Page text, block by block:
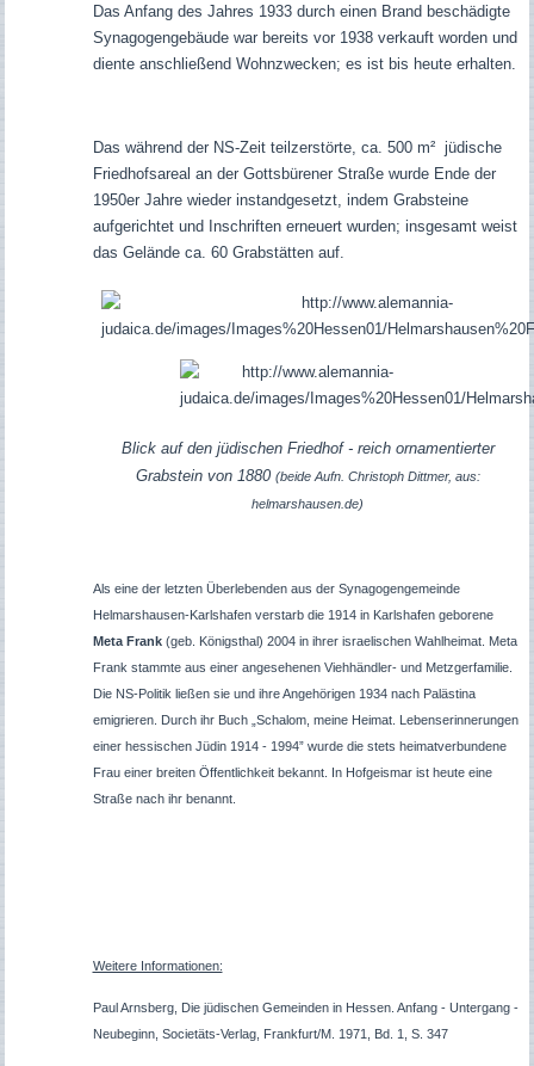
Das Anfang des Jahres 1933 durch einen Brand beschädigte
Synagogengebäude war bereits vor 1938 verkauft worden und
diente anschließend Wohnzwecken; es ist bis heute erhalten.
Das während der NS-Zeit teilzerstörte, ca. 500 m² jüdische
Friedhofsareal an der Gottsbürener Straße wurde Ende der
1950er Jahre wieder instandgesetzt, indem Grabsteine
aufgerichtet und Inschriften erneuert wurden; insgesamt weist
das Gelände ca. 60 Grabstätten auf.
Blick auf den jüdischen Friedhof - reich ornamentierter
Grabstein von 1880 (beide Aufn. Christoph Dittmer, aus:
helmarshausen.de)
Als eine der letzten Überlebenden aus der Synagogengemeinde
Helmarshausen-Karlshafen verstarb die 1914 in Karlshafen geborene
Meta Frank(geb. Königsthal) 2004 in ihrer israelischen Wahlheimat. Meta
Frank stammte aus einer angesehenen Viehhändler- und Metzgerfamilie.
Die NS-Politik ließen sie und ihre Angehörigen 1934 nach Palästina
emigrieren. Durch ihr Buch „Schalom, meine Heimat. Lebenserinnerungen
einer hessischen Jüdin 1914 - 1994” wurde die stets heimatverbundene
Frau einer breiten Öffentlichkeit bekannt. In Hofgeismar ist heute eine
Straße nach ihr benannt.
Weitere Informationen:
Paul Arnsberg, Die jüdischen Gemeinden in Hessen. Anfang - Untergang -
Neubeginn, Societäts-Verlag, Frankfurt/M. 1971, Bd. 1, S. 347